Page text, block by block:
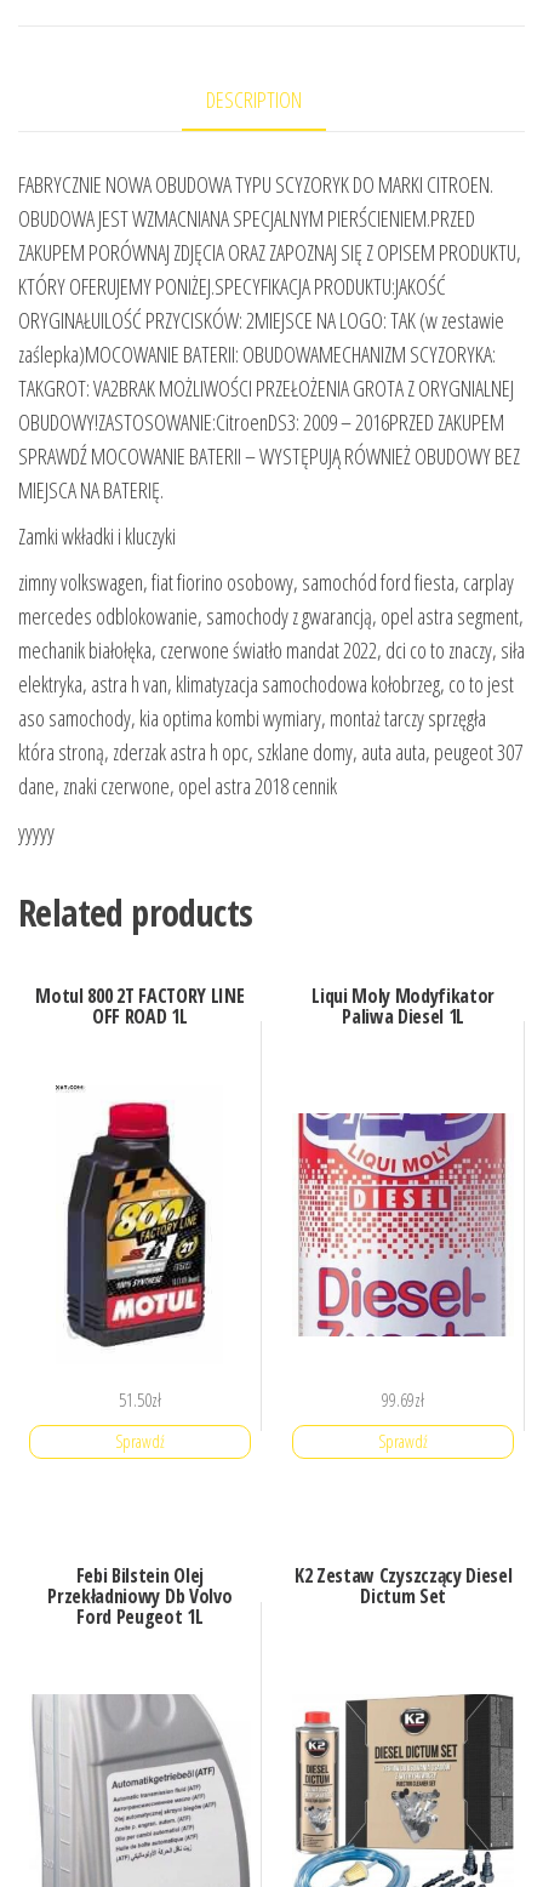
DESCRIPTION
FABRYCZNIE NOWA OBUDOWA TYPU SCYZORYK DO MARKI CITROEN.
OBUDOWA JEST WZMACNIANA SPECJALNYM PIERŚCIENIEM.PRZED
ZAKUPEM PORÓWNAJ ZDJĘCIA ORAZ ZAPOZNAJ SIĘ Z OPISEM PRODUKTU,
KTÓRY OFERUJEMY PONIŻEJ.SPECYFIKACJA PRODUKTU:JAKOŚĆ
ORYGINAŁUILOŚĆ PRZYCISKÓW: 2MIEJSCE NA LOGO: TAK (w zestawie
zaślepka)MOCOWANIE BATERII: OBUDOWAMECHANIZM SCYZORYKA:
TAKGROT: VA2BRAK MOŻLIWOŚCI PRZEŁOŻENIA GROTA Z ORYGNIALNEJ
OBUDOWY!ZASTOSOWANIE:CitroenDS3: 2009 – 2016PRZED ZAKUPEM
SPRAWDŹ MOCOWANIE BATERII – WYSTĘPUJĄ RÓWNIEŻ OBUDOWY BEZ
MIEJSCA NA BATERIĘ.
Zamki wkładki i kluczyki
zimny volkswagen, fiat fiorino osobowy, samochód ford fiesta, carplay
mercedes odblokowanie, samochody z gwarancją, opel astra segment,
mechanik białołęka, czerwone światło mandat 2022, dci co to znaczy, siła
elektryka, astra h van, klimatyzacja samochodowa kołobrzeg, co to jest
aso samochody, kia optima kombi wymiary, montaż tarczy sprzęgła
która stroną, zderzak astra h opc, szklane domy, auta auta, peugeot 307
dane, znaki czerwone, opel astra 2018 cennik
yyyyy
Related products
Motul 800 2T FACTORY LINE
OFF ROAD 1L
51.50zł
Sprawdź
Liqui Moly Modyfikator
Paliwa Diesel 1L
99.69zł
Sprawdź
Febi Bilstein Olej
Przekładniowy Db Volvo
Ford Peugeot 1L
K2 Zestaw Czyszczący Diesel
Dictum Set